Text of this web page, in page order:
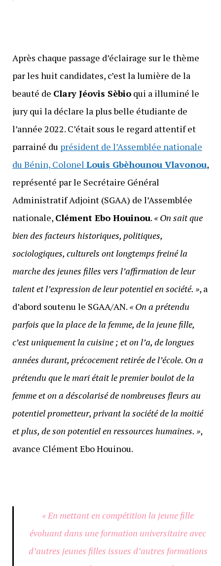
Après chaque passage d’éclairage sur le thème
par les huit candidates, c’est la lumière de la
beauté de Clary Jéovis Sèbioqui a illuminé le
jury qui la déclare la plus belle étudiante de
l’année 2022. C’était sous le regard attentif et
parrainé du président de l’Assemblée nationale
du Bénin, Colonel Louis Gbèhounou Vlavonou,
représenté par le Secrétaire Général
Administratif Adjoint (SGAA) de l’Assemblée
nationale, Clément Ebo Houinou. « On sait que
bien des facteurs historiques, politiques,
sociologiques, culturels ont longtemps freiné la
marche des jeunes filles vers l’affirmation de leur
talent et l’expression de leur potentiel en société. », a
d’abord soutenu le SGAA/AN. « On a prétendu
parfois que la place de la femme, de la jeune fille,
c’est uniquement la cuisine ; et on l’a, de longues
années durant, précocement retirée de l’école. On a
prétendu que le mari était le premier boulot de la
femme et on a déscolarisé de nombreuses fleurs au
potentiel prometteur, privant la société de la moitié
et plus, de son potentiel en ressources humaines. »,
avance Clément Ebo Houinou.
« En mettant en compétition la jeune fille
évoluant dans une formation universitaire avec
d’autres jeunes filles issues d’autres formations